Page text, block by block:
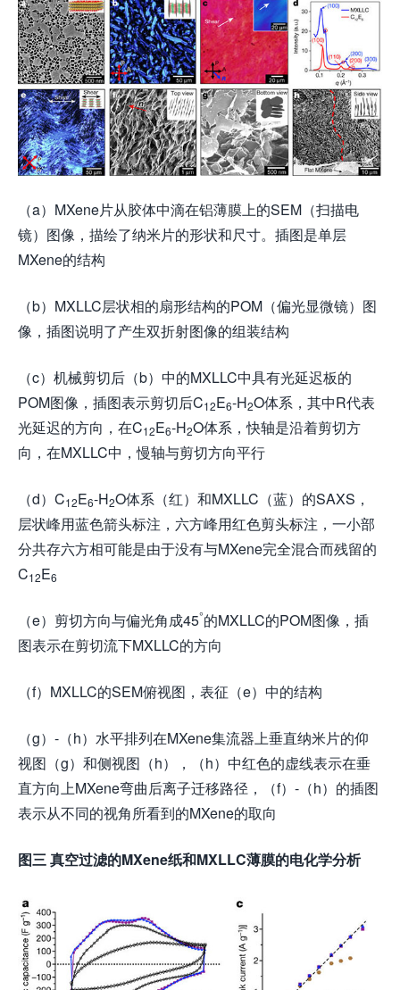
（a）MXene片从胶体中滴在铝薄膜上的SEM（扫描电
镜）图像，描绘了纳米片的形状和尺寸。插图是单层
MXene的结构
（b）MXLLC层状相的扇形结构的POM（偏光显微镜）图
像，插图说明了产生双折射图像的组装结构
（c）机械剪切后（b）中的MXLLC中具有光延迟板的
POM图像，插图表示剪切后C12E6-H2O体系，其中R代表
光延迟的方向，在C12E6-H2O体系，快轴是沿着剪切方
向，在MXLLC中，慢轴与剪切方向平行
（d）C12E6-H2O体系（红）和MXLLC（蓝）的SAXS，
层状峰用蓝色箭头标注，六方峰用红色剪头标注，一小部
分共存六方相可能是由于没有与MXene完全混合而残留的
C12E6
（e）剪切方向与偏光角成45°的MXLLC的POM图像，插
图表示在剪切流下MXLLC的方向
（f）MXLLC的SEM俯视图，表征（e）中的结构
（g）-（h）水平排列在MXene集流器上垂直纳米片的仰
视图（g）和侧视图（h），（h）中红色的虚线表示在垂
直方向上MXene弯曲后离子迁移路径，（f）-（h）的插图
表示从不同的视角所看到的MXene的取向
图三 真空过滤的MXene纸和MXLLC薄膜的电化学分析